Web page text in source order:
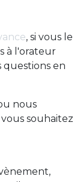
, si vous le
à l'orateur
questions en
nous
souhaitez